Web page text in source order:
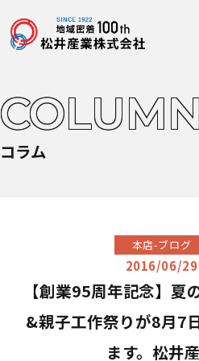
COLUMN
コラム
本店-ブログ
2016/06/29
【創業95周年記念】夏
&親子工作祭りが8月7
ます。松井